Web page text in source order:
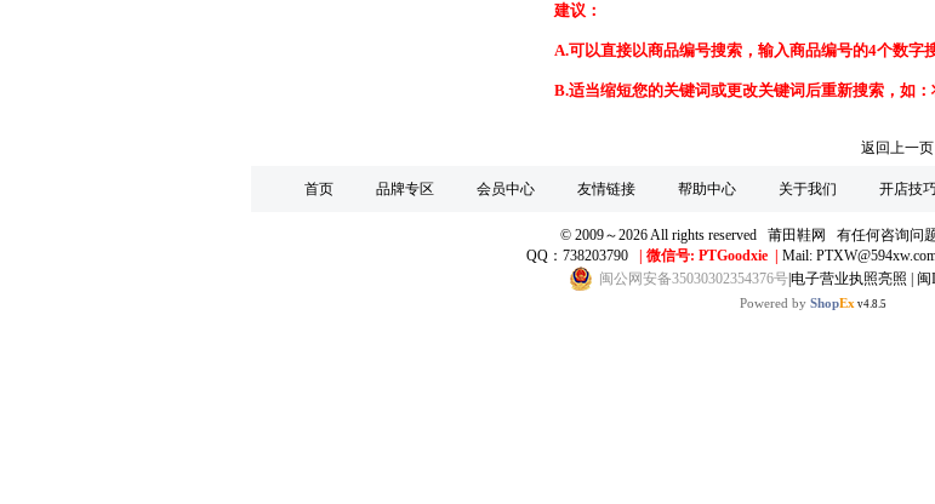
建议：
A.可以直接以商品编号搜索，输入商品编号的4个数字
B.适当缩短您的关键词或更改关键词后重新搜索，如：
返回上一页
首页 品牌专区 会员中心 友情链接 帮助中心 关于我们 开店技
© 2009～2026 All rights reserved 莆田鞋网 有任何咨询问
QQ：738203790
微信号: PTGoodxie
Mail:
闽公网安备35030302354376号电子营业执照亮照 闽
Powered by ShopEx v4.8.5